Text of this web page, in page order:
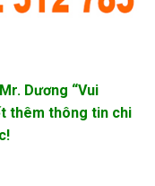
Dương “Vui
thêm thông tin chi